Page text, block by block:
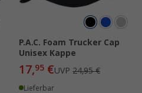
P.A.C. Foam Trucker Cap
Unisex Kappe
17,95 €UVP 24,95 €
Lieferbar